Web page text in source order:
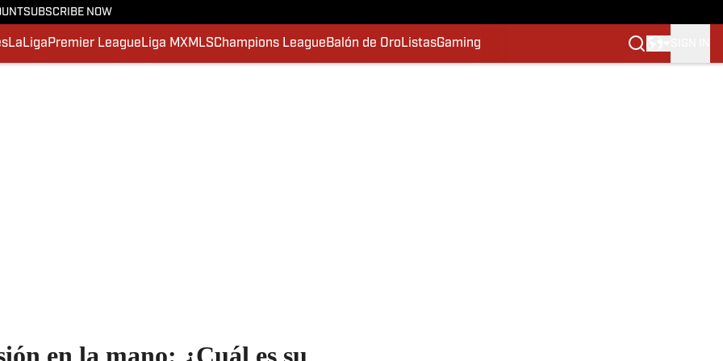
SUBSCRIBE NOW
LaLiga Premier League Liga MXMLSChampions League Balón de Oro ListasGaming